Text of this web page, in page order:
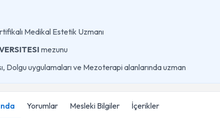
Medikal Estetik Uzmanı
mezunu
Dolgu uygulamaları ve Mezoterapi alanlarında uzman
Yorumlar Mesleki Bilgiler İçerikler